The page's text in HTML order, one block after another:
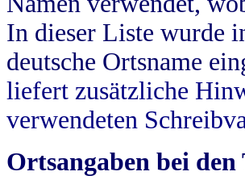
In dieser Liste wurde
deutsche Ortsname
liefert zusätzliche
verwendeten
Ortsangaben bei den